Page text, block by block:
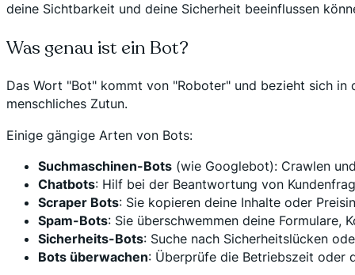
deine Sichtbarkeit und deine Sicherheit beeinflussen
Was genau ist ein Bot?
Das Wort "Bot" kommt von "Roboter" und bezieht sich
menschliches Zutun.
Einige gängige Arten von Bots:
Suchmaschinen-Bots (wie Googlebot): Crawlen
Chatbots: Hilf bei der Beantwortung von
Scraper Bots: Sie kopieren deine Inhalte oder
Spam-Bots: Sie überschwemmen deine Formulare,
Sicherheits-Bots: Suche nach Sicherheitslücken
Bots überwachen: Überprüfe die Betriebszeit oder